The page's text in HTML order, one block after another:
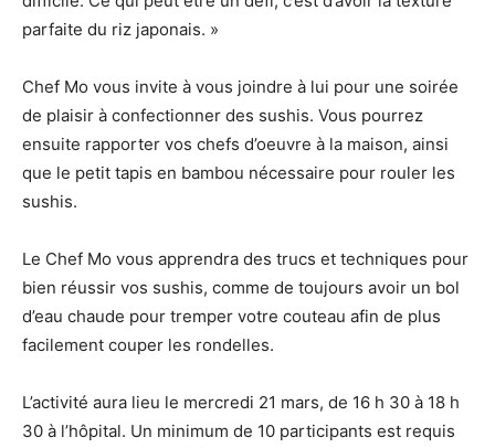
parfaite du riz japonais. »
Chef Mo vous invite à vous joindre à lui pour une soirée
de plaisir à confectionner des sushis. Vous pourrez
ensuite rapporter vos chefs d’oeuvre à la maison, ainsi
que le petit tapis en bambou nécessaire pour rouler les
sushis.
Le Chef Mo vous apprendra des trucs et techniques pour
bien réussir vos sushis, comme de toujours avoir un bol
d’eau chaude pour tremper votre couteau afin de plus
facilement couper les rondelles.
L’activité aura lieu le mercredi 21 mars, de 16 h 30 à 18 h
30 à l’hôpital. Un minimum de 10 participants est requis